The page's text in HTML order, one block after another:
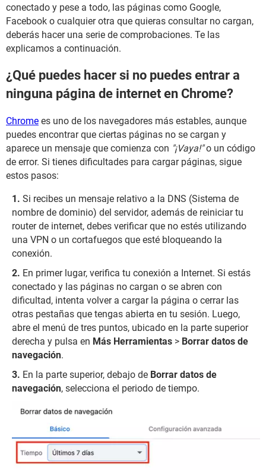
conectado y pese a todo, las páginas como Google,
Facebook o cualquier otra que quieras consultar no cargan,
deberás hacer una serie de comprobaciones. Te las
explicamos a continuación.
¿Qué puedes hacer si no puedes entrar a
ninguna página de internet en Chrome?
Chrome es uno de los navegadores más estables, aunque
puedes encontrar que ciertas páginas no se cargan y
aparece un mensaje que comienza con "¡Vaya!"o un código
de error. Si tienes dificultades para cargar páginas, sigue
estos pasos:
Si recibes un mensaje relativo a la DNS (Sistema de
nombre de dominio) del servidor, además de reiniciar tu
router de internet, debes verificar que no estés utilizando
una VPN o un cortafuegos que esté bloqueando la
conexión.
En primer lugar, verifica tu conexión a Internet. Si estás
conectado y las páginas no cargan o se abren con
dificultad, intenta volver a cargar la página o cerrar las
otras pestañas que tengas abierta en tu sesión. Luego,
abre el menú de tres puntos, ubicado en la parte superior
derecha y pulsa en Más Herramientas > Borrar datos de
navegación.
En la parte superior, debajo de Borrar datos de
navegación, selecciona el periodo de tiempo.